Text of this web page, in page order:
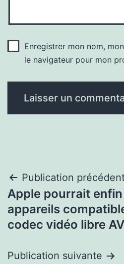
Enregistrer mon nom,
le navigateur pour mon
Navigation
de
l’article
Publication
Apple pourrait
appareils
codec vidéo libre
Publication suivante